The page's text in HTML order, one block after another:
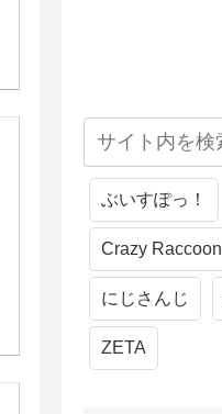
ぶいすぽっ！
Crazy Raccoon
にじさんじ
ZETA